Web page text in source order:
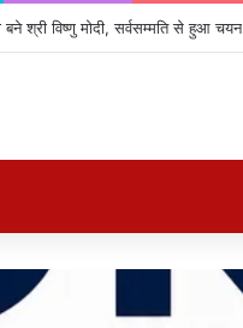
श्री विष्णु मोदी, सर्वसम्मति से हुआ चयन